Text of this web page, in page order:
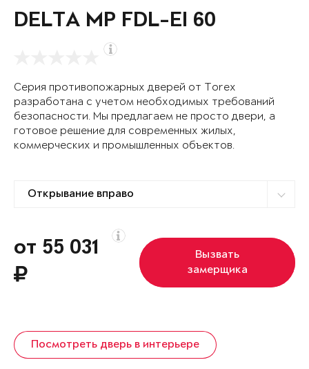
DELTA MP FDL-EI 60
Серия противопожарных дверей от Torex
разработана с учетом необходимых требований
безопасности. Мы предлагаем не просто двери, а
готовое решение для современных жилых,
коммерческих и промышленных объектов.
от 55 031
Вызвать
замерщика
Посмотреть дверь в интерьере